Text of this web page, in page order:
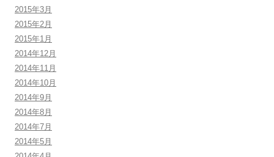
2015年3月
2015年2月
2015年1月
2014年12月
2014年11月
2014年10月
2014年9月
2014年8月
2014年7月
2014年5月